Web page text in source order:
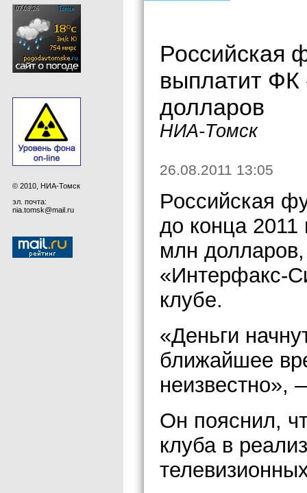
© 2010, НИА-Томск
эл. почта:
nia.tomsk@mail.ru
Российская
выплатит ФК
долларов
НИА-Томск
26.08.2011 13:05
Российская
до конца
млн
«Интерфакс-
клубе.
«Деньги
ближайшее
неизвестно»,
Он пояснил,
клуба в